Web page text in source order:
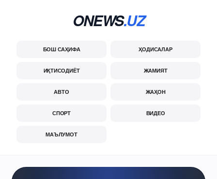
ONEWS.UZ
БОШ САҲИФА ҲОДИСАЛАР
ИҚТИСОДИЁТ ЖАМИЯТ
АВТО ЖАҲОН
СПОРТ ВИДЕО
МАЪЛУМОТ